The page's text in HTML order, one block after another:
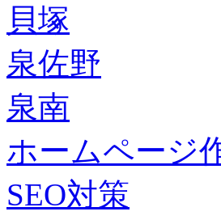
貝塚
泉佐野
泉南
ホームページ
SEO対策